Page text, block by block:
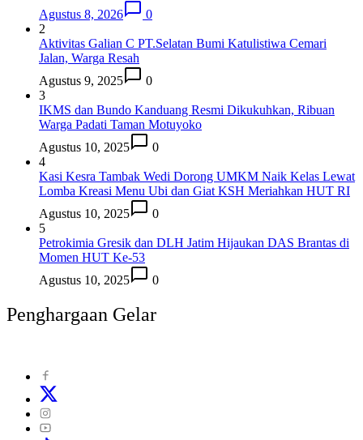
Agustus 8, 2026
0
2
Aktivitas Galian C PT.Selatan Bumi Katulistiwa Cemari
Jalan, Warga Resah
Agustus 9, 2025
0
3
IKMS dan Bundo Kanduang Resmi Dikukuhkan, Ribuan
Warga Padati Taman Motuyoko
Agustus 10, 2025
0
4
Kasi Kesra Tambak Wedi Dorong UMKM Naik Kelas Lewat
Lomba Kreasi Menu Ubi dan Giat KSH Meriahkan HUT RI
Agustus 10, 2025
0
5
Petrokimia Gresik dan DLH Jatim Hijaukan DAS Brantas di
Momen HUT Ke-53
Agustus 10, 2025
0
Penghargaan Gelar